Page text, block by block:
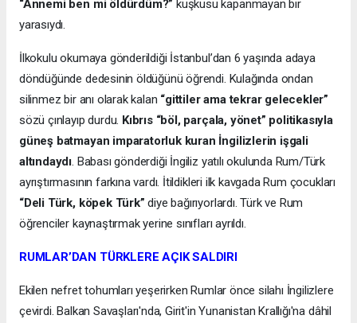
“Annemi ben mi öldürdüm?” kuşkusu kapanmayan bir
yarasıydı.
İlkokulu okumaya gönderildiği İstanbul’dan 6 yaşında adaya
döndüğünde dedesinin öldüğünü öğrendi. Kulağında ondan
silinmez bir anı olarak kalan “gittiler ama tekrar gelecekler”
sözü çınlayıp durdu. Kıbrıs “böl, parçala, yönet” politikasıyla
güneş batmayan imparatorluk kuran İngilizlerin işgali
altındaydı. Babası gönderdiği İngiliz yatılı okulunda Rum/Türk
ayrıştırmasının farkına vardı. İtildikleri ilk kavgada Rum çocukları
“Deli Türk, köpek Türk” diye bağırıyorlardı. Türk ve Rum
öğrenciler kaynaştırmak yerine sınıfları ayrıldı.
RUMLAR’DAN TÜRKLERE AÇIK SALDIRI
Ekilen nefret tohumları yeşerirken Rumlar önce silahı İngilizlere
çevirdi. Balkan Savaşları'nda, Girit'in Yunanistan Krallığı'na dâhil